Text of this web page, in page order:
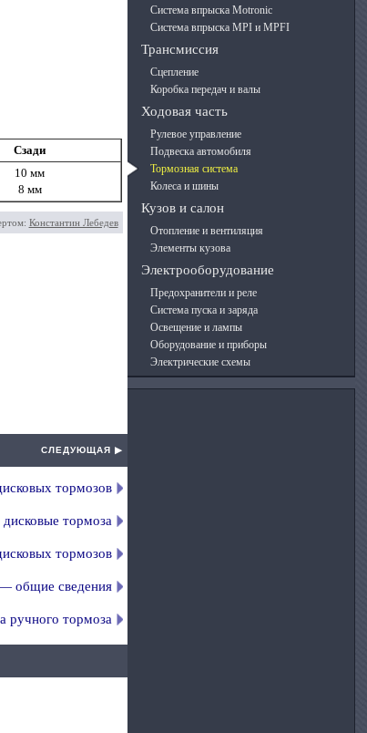
Сзади
10 мм
8 мм
Константин Лебедев
СЛЕДУЮЩАЯ ▶
тормозов
дисковые тормоза
тормозов
общие сведения
ручного тормоза
Система впрыска Motronic
Система впрыска MPI и MPFI
Трансмиссия
Сцепление
Коробка передач и валы
Ходовая часть
Рулевое управление
Подвеска автомобиля
Тормозная система
Колеса и шины
Кузов и салон
Отопление и вентиляция
Элементы кузова
Электрооборудование
Предохранители и реле
Система пуска и заряда
Освещение и лампы
Оборудование и приборы
Электрические схемы